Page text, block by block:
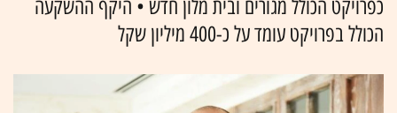
כפרויקט הכולל מגורים ובית מלון חדש • היקף ההשקעה
הכולל בפרויקט עומד על כ-400 מיליון שקל